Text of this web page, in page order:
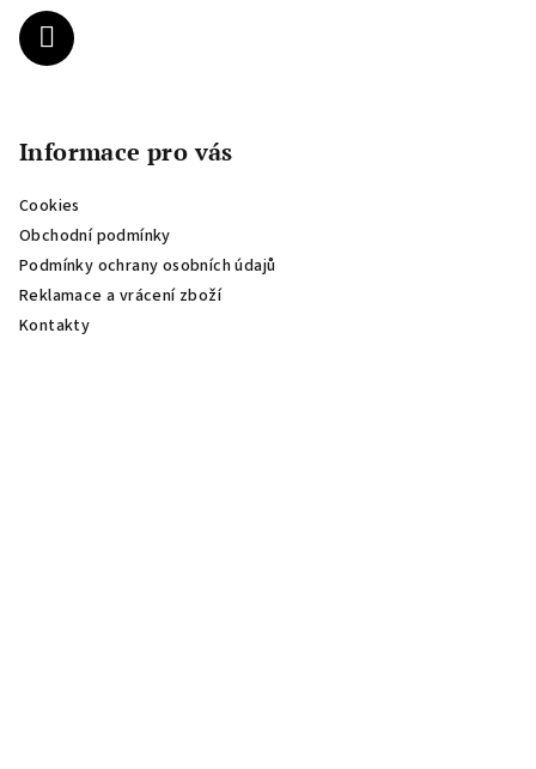
Informace pro vás
Cookies
Obchodní podmínky
Podmínky ochrany osobních údajů
Reklamace a vrácení zboží
Kontakty